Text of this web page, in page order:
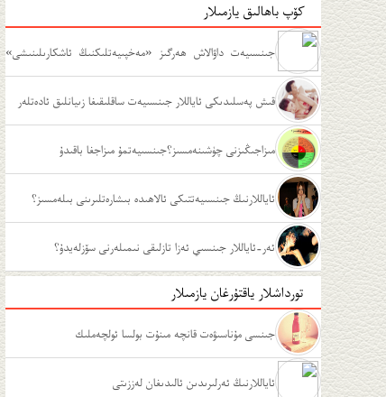
كۆپ باھالىق يازمىلار
جىنسىيەت داۋالاش ھەرگىز «مەخپىيەتلىكنىڭ ئاشكارىلىنىشى»
ئەمەس قىش پەسلىدىكى ئاياللار جىنسىيەت ساقلىقىغا زىيانلىق ئادەتلەر
مىزاجىڭىزنى چۈشىنەمسىز؟جىنسىيەتمۇ مىزاجغا باقىدۇ
ئاياللارنىڭ جىنسىيەتتىكى ئالاھىدە بىشارەتلىرىنى بىلەمسىز؟
ئەر-ئاياللار جىنسىي ئەزا تازلىقى نىمىلەرنى سۆزلەيدۇ؟
تورداشلار ياقتۇرغان يازمىلار
جىنسى مۇناسىۋەت قانچە مىنۇت بولسا ئولچەملىك
ئاياللارنىڭ ئەرلىرىدىن ئالىدىغان لەززىتى